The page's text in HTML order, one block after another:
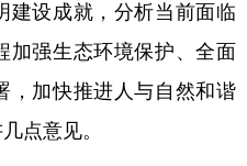
时尚 悦读
亚太网 上市公司
建设成就，分析当前面临
加强生态环境保护、全面
，加快推进人与自然和谐
点意见。